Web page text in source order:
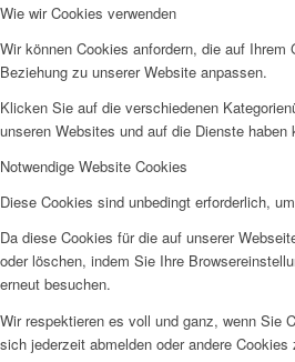
Wie wir Cookies verwenden
Wir können Cookies anfordern, die auf
Beziehung zu unserer Website anpassen.
Klicken Sie auf die verschiedenen
unseren Websites und auf die Dienste haben
Notwendige Website Cookies
Diese Cookies sind unbedingt erforderlich,
Da diese Cookies für die auf unserer
oder löschen, indem Sie Ihre
erneut besuchen.
Wir respektieren es voll und ganz, wenn Sie
sich jederzeit abmelden oder andere